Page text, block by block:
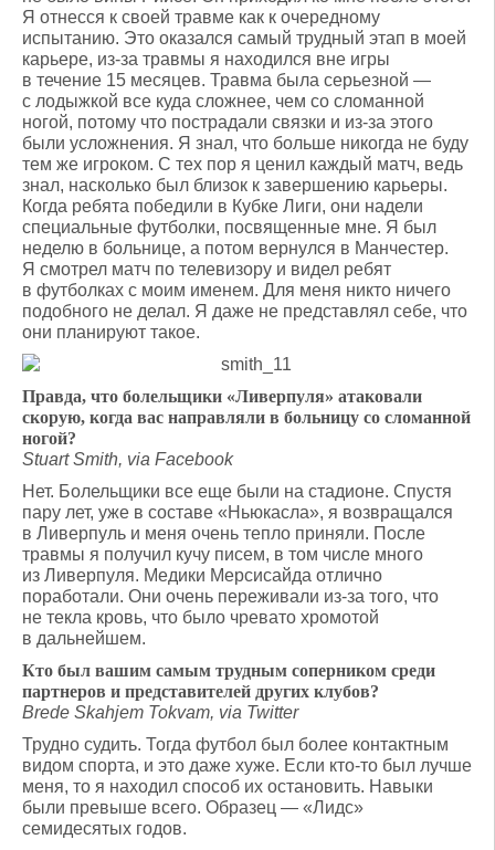
Я отнесся к своей травме как к очередному
испытанию. Это оказался самый трудный этап в моей
карьере, из-за травмы я находился вне игры
в течение 15 месяцев. Травма была серьезной —
с лодыжкой все куда сложнее, чем со сломанной
ногой, потому что пострадали связки и из-за этого
были усложнения. Я знал, что больше никогда не буду
тем же игроком. С тех пор я ценил каждый матч, ведь
знал, насколько был близок к завершению карьеры.
Когда ребята победили в Кубке Лиги, они надели
специальные футболки, посвященные мне. Я был
неделю в больнице, а потом вернулся в Манчестер.
Я смотрел матч по телевизору и видел ребят
в футболках с моим именем. Для меня никто ничего
подобного не делал. Я даже не представлял себе, что
они планируют такое.
Правда, что болельщики «Ливерпуля» атаковали
скорую, когда вас направляли в больницу со сломанной
ногой?
Stuart Smith, via Facebook
Нет. Болельщики все еще были на стадионе. Спустя
пару лет, уже в составе «Ньюкасла», я возвращался
в Ливерпуль и меня очень тепло приняли. После
травмы я получил кучу писем, в том числе много
из Ливерпуля. Медики Мерсисайда отлично
поработали. Они очень переживали из-за того, что
не текла кровь, что было чревато хромотой
в дальнейшем.
Кто был вашим самым трудным соперником среди
партнеров и представителей других клубов?
Brede Skahjem Tokvam, via Twitter
Трудно судить. Тогда футбол был более контактным
видом спорта, и это даже хуже. Если кто-то был лучше
меня, то я находил способ их остановить. Навыки
были превыше всего. Образец — «Лидс»
семидесятых годов.